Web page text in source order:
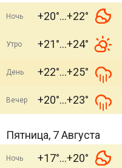
Ночь +20° +22°
Утро +21° +24°
День +22° +25°
Вечер +20° +23°
Пятница, 7 Августа
Ночь +17° +20°